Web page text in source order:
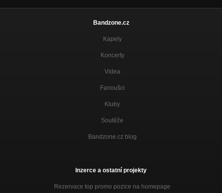
Bandzone.cz
Kapely
Koncerty
Videa
Fanoušci
Kluby
Soutěže
Bandzone.cz blog
Inzerce a ostatní projekty
Rezervace top promo pozice na homepage